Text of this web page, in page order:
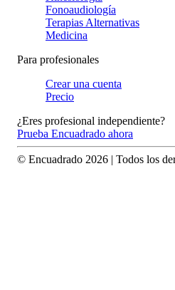
Fonoaudiología
Terapias Alternativas
Medicina
Para profesionales
Crear una cuenta
Precio
¿Eres profesional independiente?
Prueba Encuadrado ahora
© Encuadrado 2026 | Todos los